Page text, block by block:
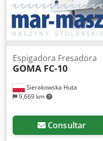
Sierakowska Huta
9,669 km
Espigadora Fresadora
GOMA FC-10
Consultar